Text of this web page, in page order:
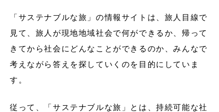
「サステナブルな旅」の情報サイトは、旅人目線で
見て、旅人が現地地域社会で何ができるか、帰って
きてから社会にどんなことができるのか、みんなで
考えながら答えを探していくのを目的にしていま
す。
従って、「サステナブルな旅」とは、持続可能な社